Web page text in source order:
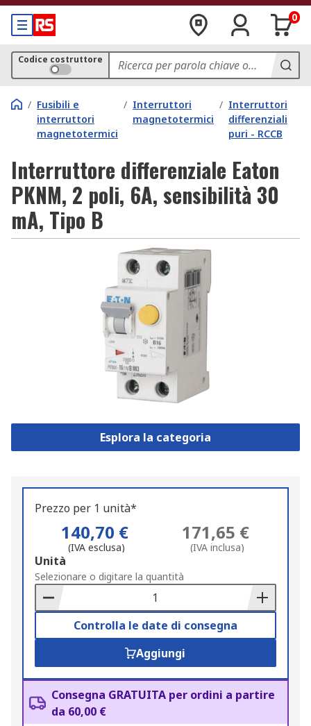
0
Codice costruttore
/ Fusibili e
interruttori
magnetotermici
/ Interruttori
magnetotermici
/ Interruttori
differenziali
puri - RCCB
Interruttore differenziale Eaton
PKNM, 2 poli, 6A, sensibilità 30
mA, Tipo B
Esplora la categoria
Prezzo per 1 unità*
140,70 €
(IVA esclusa)
171,65 €
(IVA inclusa)
Add
to
Basket
Unità
Selezionare o digitare la quantità
Controlla le date di consegna
Aggiungi
Consegna GRATUITA per ordini a partire
da 60,00 €